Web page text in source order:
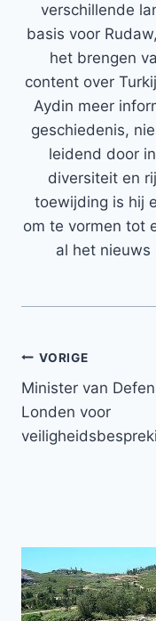
verschillende
basis voor
het brengen
content over
Aydin meer
geschiedenis,
leidend door
diversiteit en
toewijding is hij
om te vormen tot
al het nieuws
Bericht
navigatie
VORIGE
Minister van
Londen voor